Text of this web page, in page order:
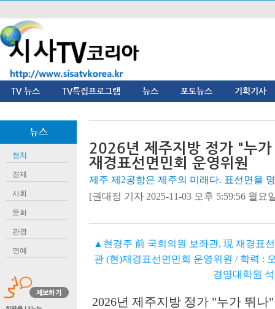
TV 뉴스 TV특집프로그램 뉴스 포토뉴스 기획기사
뉴스
정치
경제
사회
문화
관광
연예
2026년 제주지방 정가 "누
재경표선면민회 운영위원
제주 제2공항은 제주의 미래다. 표선면을
[권대정 기자 2025-11-03 오후 5:59:56 월요
▲현경주 前 국회의원 보좌관, 現 재경표
관 (현)재경표선면민회 운영위원 / 학력 :
경영대학원
2026년 제주지방 정가 "누가 뛰나